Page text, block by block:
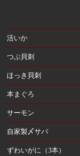
活いか
つぶ貝刺
ほっき貝刺
本まぐろ
サーモン
自家製〆サバ
ずわいがに（3本）